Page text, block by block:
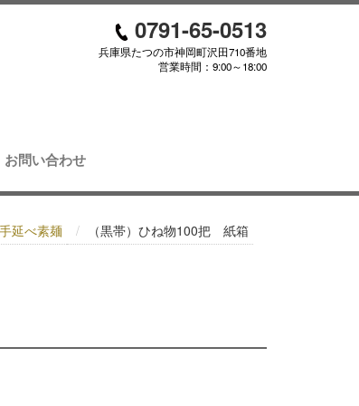
0791-65-0513
兵庫県たつの市神岡町沢田710番地
営業時間：9:00～18:00
お問い合わせ
手延べ素麺 （黒帯）ひね物100把 紙箱